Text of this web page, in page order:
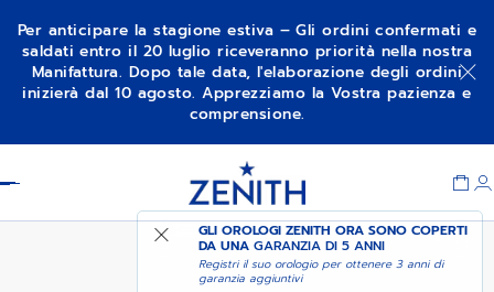
Per anticipare la stagione estiva – Gli ordini confermati e
saldati entro il 20 luglio riceveranno priorità nella nostra
Manifattura. Dopo tale data, l'elaborazione degli ordini
inizierà dal 10 agosto. Apprezziamo la Vostra pazienza e
comprensione.
GLI OROLOGI ZENITH ORA SONO COPERTI
DA UNAGARANZIA DI 5 ANNI
Registri il suo orologio per ottenere 3 anni di
garanzia aggiuntivi
PILOT BIG DATE FLYBACK AGGIUNGI AL CARRELLO